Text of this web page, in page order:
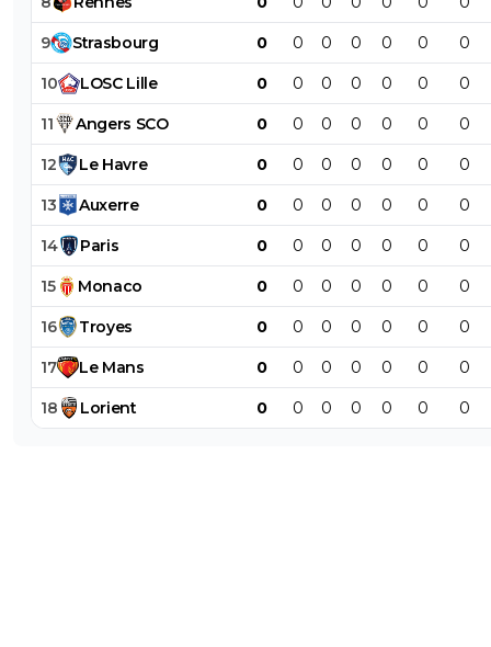
9 Strasbourg 0 0 0 0 0 0 0
10 LOSC Lille 0 0 0 0 0 0 0
11 Angers SCO 0 0 0 0 0 0 0
12 Le Havre 0 0 0 0 0 0 0
13 Auxerre 0 0 0 0 0 0 0
14 Paris 0 0 0 0 0 0 0
15 Monaco 0 0 0 0 0 0 0
16 Troyes 0 0 0 0 0 0 0
17 Le Mans 0 0 0 0 0 0 0
18 Lorient 0 0 0 0 0 0 0